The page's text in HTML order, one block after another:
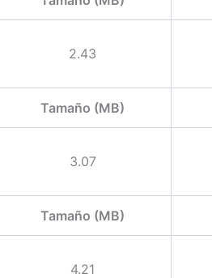
2.43
Tamaño (MB)
3.07
Tamaño (MB)
4.21